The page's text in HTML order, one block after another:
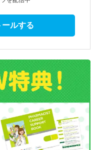
ルする